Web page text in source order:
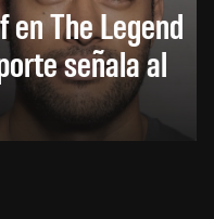
en The Legend
señala al